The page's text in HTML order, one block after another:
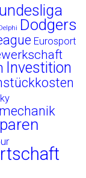
Dodgers
Eurosport
Investition